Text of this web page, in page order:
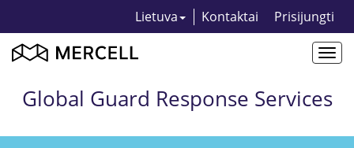
Lietuva Kontaktai Prisijungti
Global Guard Response Services